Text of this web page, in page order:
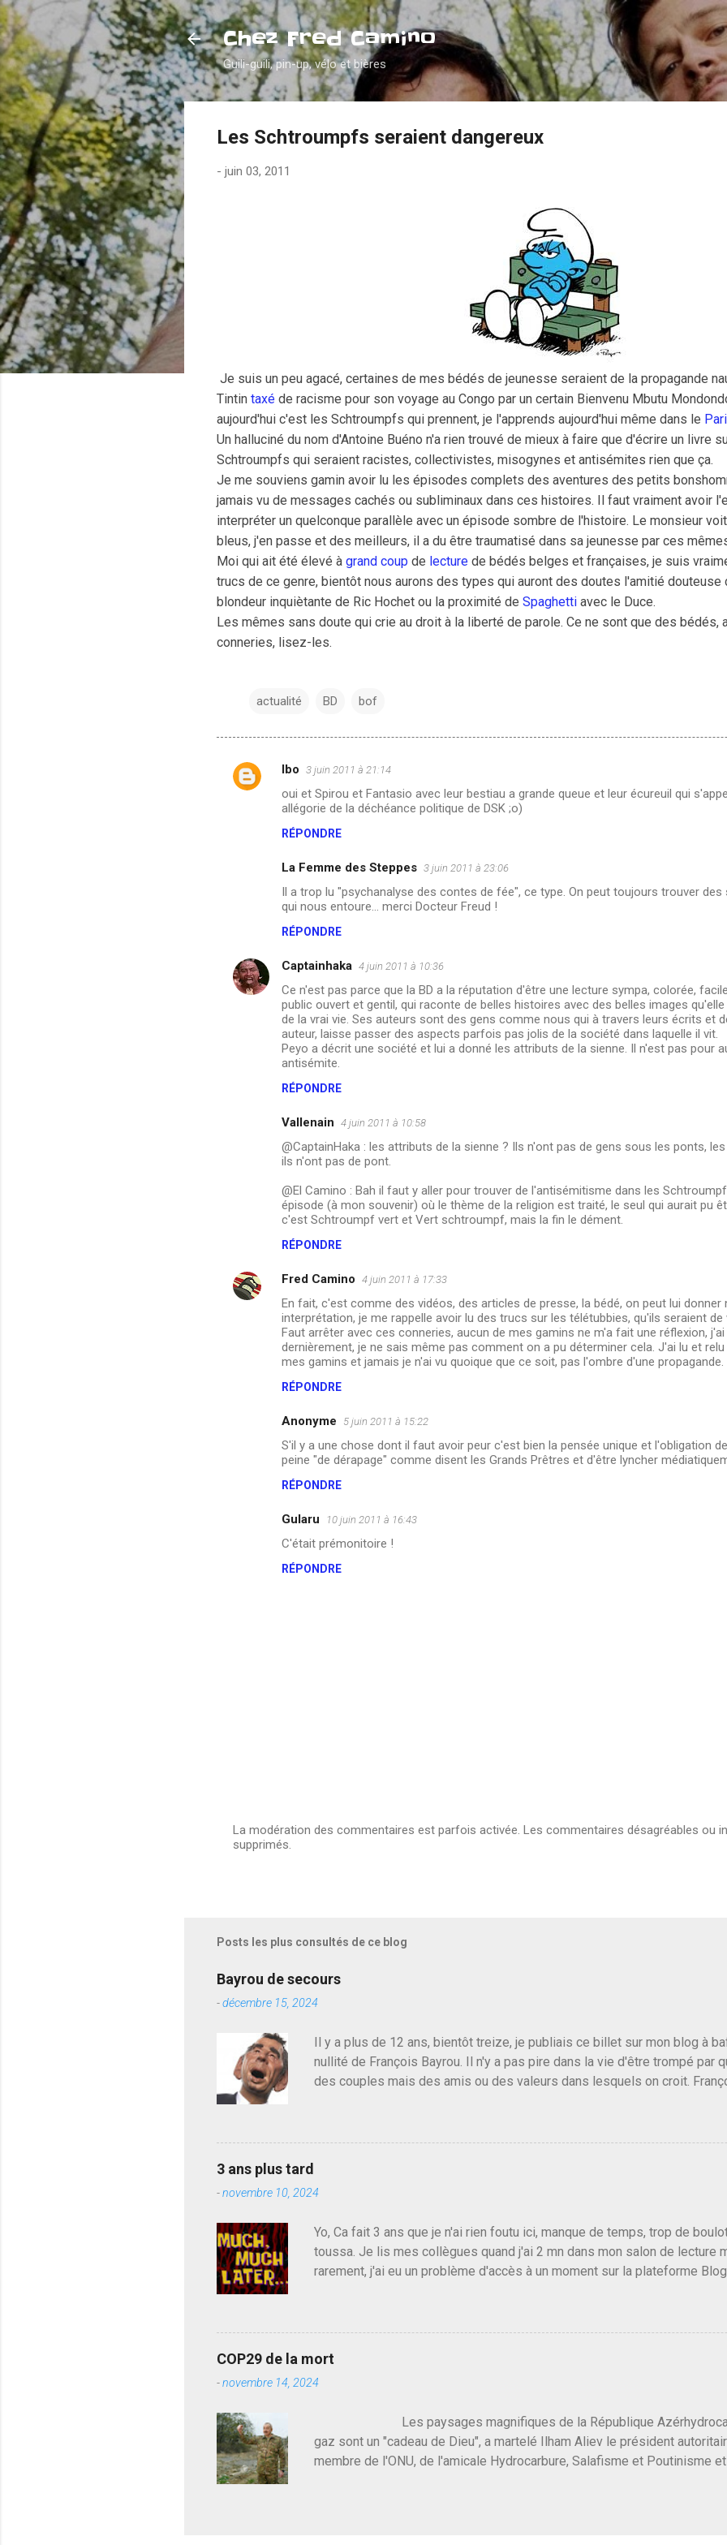
Accéder au contenu principal
Chez Fred Camino
Guili-guili, pin-up, vélo et bières
Les Schtroumpfs seraient dangereux
- juin 03, 2011
Je suis un peu agacé, certaines de mes bédés de jeunesse seraient de la propagande
Tintin taxé de racisme pour son voyage au Congo par un certain Bienvenu Mbutu
aujourd'hui c'est les Schtroumpfs qui prennent, je l'apprends aujourd'hui même dans le
Un halluciné du nom d'Antoine Buéno n'a rien trouvé de mieux à faire que d'écrire un livre
Schtroumpfs qui seraient racistes, collectivistes, misogynes et antisémites rien que ça.
Je me souviens gamin avoir lu les épisodes complets des aventures des petits
jamais vu de messages cachés ou subliminaux dans ces histoires. Il faut vraiment avoir
interpréter un quelconque parallèle avec un épisode sombre de l'histoire. Le monsieur
bleus, j'en passe et des meilleurs, il a du être traumatisé dans sa jeunesse par ces
Moi qui ait été élevé à grand coup de lecture de bédés belges et françaises, je suis
trucs de ce genre, bientôt nous aurons des types qui auront des doutes l'amitié douteuse
blondeur inquiètante de Ric Hochet ou la proximité de Spaghetti avec le Duce.
Les mêmes sans doute qui crie au droit à la liberté de parole. Ce ne sont que des bédés,
conneries, lisez-les.
actualité BD bof
C
r
lbo 3 juin 2011 à 21:14
oui et Spirou et Fantasio avec leur bestiau a grande queue et leur écureuil qui
allégorie de la déchéance politique de DSK ;o)
RÉPONDRE
La Femme des Steppes 3 juin 2011 à 23:06
Il a trop lu "psychanalyse des contes de fée", ce type. On peut toujours trouver
qui nous entoure... merci Docteur Freud !
RÉPONDRE
Captainhaka 4 juin 2011 à 10:36
Ce n'est pas parce que la BD a la réputation d'être une lecture sympa, colorée,
public ouvert et gentil, qui raconte de belles histoires avec des belles images
de la vrai vie. Ses auteurs sont des gens comme nous qui à travers leurs écrits et
auteur, laisse passer des aspects parfois pas jolis de la société dans laquelle il vit.
Peyo a décrit une société et lui a donné les attributs de la sienne. Il n'est pas pour
antisémite.
RÉPONDRE
Vallenain 4 juin 2011 à 10:58
@CaptainHaka : les attributs de la sienne ? Ils n'ont pas de gens sous les ponts,
ils n'ont pas de pont.
@El Camino : Bah il faut y aller pour trouver de l'antisémitisme dans les
épisode (à mon souvenir) où le thème de la religion est traité, le seul qui aurait pu
c'est Schtroumpf vert et Vert schtroumpf, mais la fin le dément.
RÉPONDRE
Fred Camino 4 juin 2011 à 17:33
En fait, c'est comme des vidéos, des articles de presse, la bédé, on peut lui donner
interprétation, je me rappelle avoir lu des trucs sur les télétubbies, qu'ils seraient
Faut arrêter avec ces conneries, aucun de mes gamins ne m'a fait une réflexion,
dernièrement, je ne sais même pas comment on a pu déterminer cela. J'ai lu et
mes gamins et jamais je n'ai vu quoique que ce soit, pas l'ombre d'une propagande.
RÉPONDRE
Anonyme 5 juin 2011 à 15:22
S'il y a une chose dont il faut avoir peur c'est bien la pensée unique et l'obligation
peine "de dérapage" comme disent les Grands Prêtres et d'être lyncher
RÉPONDRE
Gularu 10 juin 2011 à 16:43
C'était prémonitoire !
RÉPONDRE
E
t
e
r
u
m
m
e
n
r
La modération des commentaires est parfois activée. Les commentaires désagréables ou
supprimés.
Posts les plus consultés de ce blog
Bayrou de secours
-décembre 15, 2024
Il y a plus de 12 ans, bientôt treize, je publiais ce billet sur mon blog à
nullité de François Bayrou. Il n'y a pas pire dans la vie d'être trompé par
des couples mais des amis ou des valeurs dans lesquels on croit.
déjà le candidat de la droite molle plus proche de Sarkozy que de
du centre de la gauche molle mais quand on écoutait ses discours
de l'Assemblée ou du Sénat. Ou assister au débarquement des
3 ans plus tard
-novembre 10, 2024
Yo, Ca fait 3 ans que je n'ai rien foutu ici, manque de temps, trop de
toussa. Je lis mes collègues quand j'ai 2 mn dans mon salon de lecture
rarement, j'ai eu un problème d'accès à un moment sur la plateforme
pouvoir, Vlad Poutine qui a déclaré la guerre à l'Europe via l'Ukraine
Couilles Un, Les islamistes de la religion de paix et d'amour
demandait pas plus sont un tantinet excessif . Quelque part je ne peux
vouloir, quand un attentat touche ton pays avec 1700 morts, tu as envie
COP29 de la mort
-novembre 14, 2024
Les paysages magnifiques de la République
gaz sont un "cadeau de Dieu", a martelé Ilham Aliev le président
membre de l'ONU, de l'amicale Hydrocarbure, Salafisme et Poutinisme et
le mieux c'est d'en crever directement. On pourrait en rire mais ce